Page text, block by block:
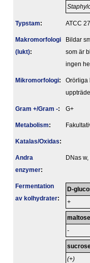
Typstam: ATCC
Makromorfologi
(lukt):
Bildar
som är
ingen
Mikromorfologi:
Orörliga
Gram +/Gram -: G+
Metabolism:
Katalas/Oxidas:
Andra
enzymer:
DNas
Fermentation
av kolhydrater:
D-
+
maltose
-
(+)